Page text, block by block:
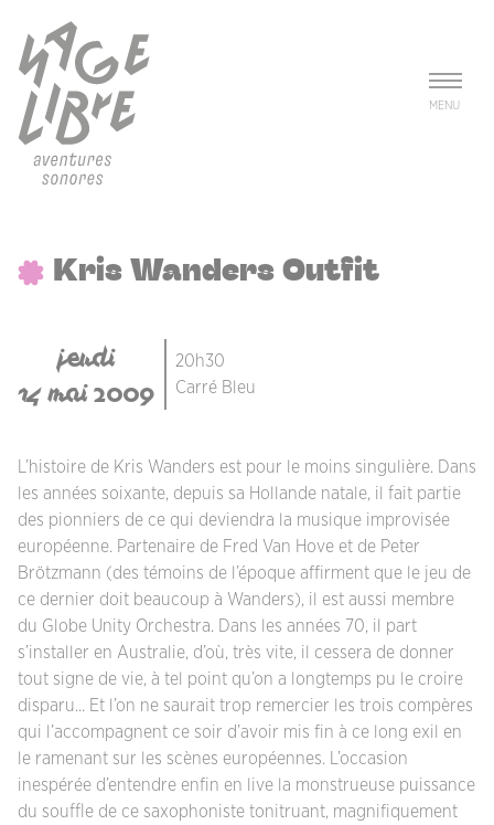
MENU
Kris Wanders Outfit
jeudi
14 mai 2009
20h30
Carré Bleu
L’histoire de Kris Wanders est pour le moins singulière. Dans
les années soixante, depuis sa Hollande natale, il fait partie
des pionniers de ce qui deviendra la musique improvisée
européenne. Partenaire de Fred Van Hove et de Peter
Brötzmann (des témoins de l’époque affirment que le jeu de
ce dernier doit beaucoup à Wanders), il est aussi membre
du Globe Unity Orchestra. Dans les années 70, il part
s’installer en Australie, d’où, très vite, il cessera de donner
tout signe de vie, à tel point qu’on a longtemps pu le croire
disparu... Et l’on ne saurait trop remercier les trois compères
qui l’accompagnent ce soir d’avoir mis fin à ce long exil en
le ramenant sur les scènes européennes. L’occasion
inespérée d’entendre enfin en live la monstrueuse puissance
du souffle de ce saxophoniste tonitruant, magnifiquement